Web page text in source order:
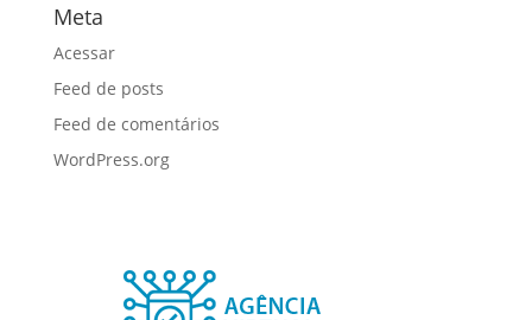
Meta
Acessar
Feed de posts
Feed de comentários
WordPress.org